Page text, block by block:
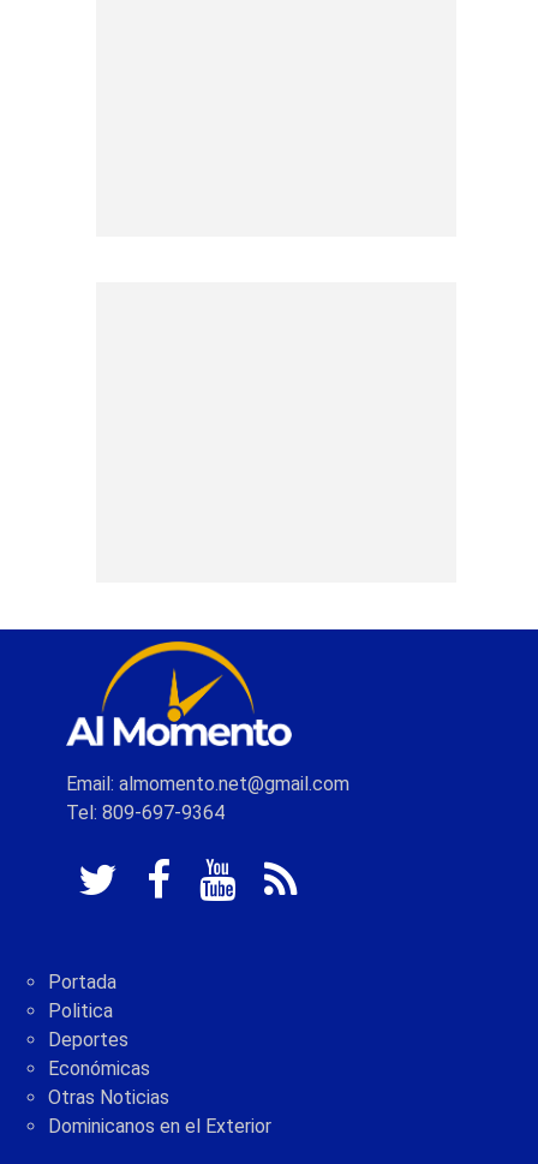
Email: almomento.net@gmail.com
Tel: 809-697-9364
Portada
Politica
Deportes
Económicas
Otras Noticias
Dominicanos en el Exterior